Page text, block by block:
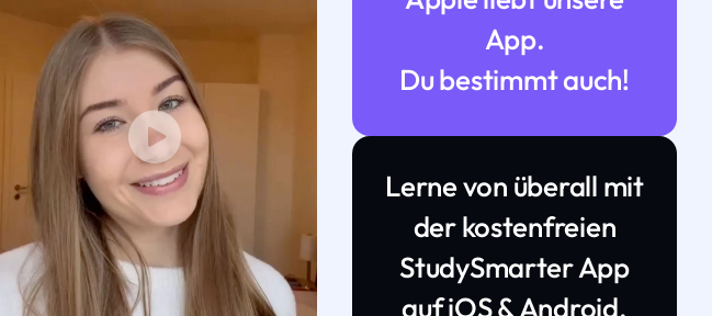
App.
Du bestimmt auch!
Lerne von überall mit
der kostenfreien
StudySmarter App
auf iOS & Android.